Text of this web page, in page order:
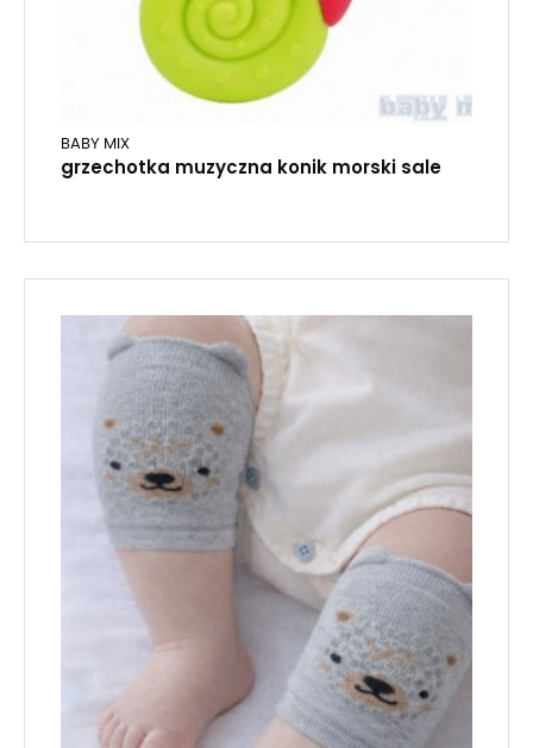
BABY MIX
grzechotka muzyczna konik morski sale